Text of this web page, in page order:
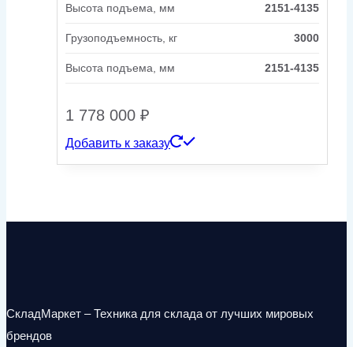
Высота подъема, мм 2151-4135
Грузоподъемность, кг 3000
Высота подъема, мм 2151-4135
1 778 000 ₽
Добавить к заказу
СкладМаркет – Техника для склада от лучших мировых
брендов